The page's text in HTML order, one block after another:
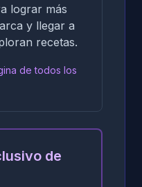
lograr más
y llegar a
recetas.
de todos los
de